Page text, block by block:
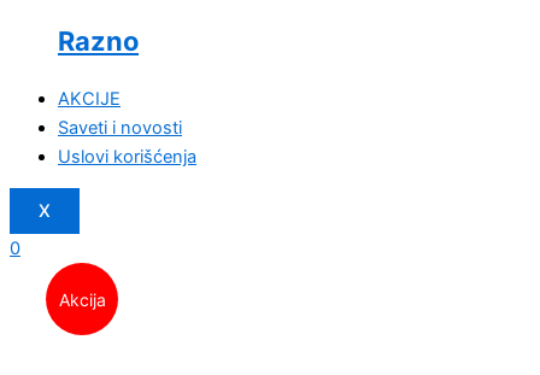
Razno
AKCIJE
Saveti i novosti
Uslovi korišćenja
X
0
Akcija